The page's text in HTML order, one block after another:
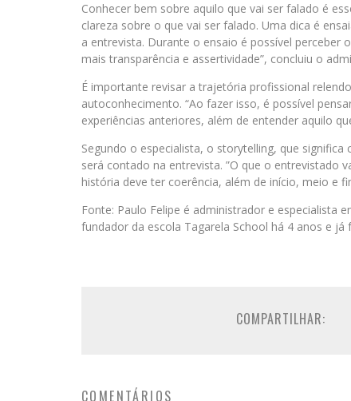
Conhecer bem sobre aquilo que vai ser falado é
clareza sobre o que vai ser falado. Uma dica é
a entrevista. Durante o ensaio é possível
mais transparência e assertividade”, concluiu o
É importante revisar a trajetória profissional
autoconhecimento. “Ao fazer isso, é possível
experiências anteriores, além de entender aquilo
Segundo o especialista, o storytelling, que
será contado na entrevista. ”O que o entrevistado
história deve ter coerência, além de início, meio e
Fonte: Paulo Felipe é administrador e especialista
fundador da escola Tagarela School há 4 anos e já
COMPARTILHAR:
COMENTÁRIOS